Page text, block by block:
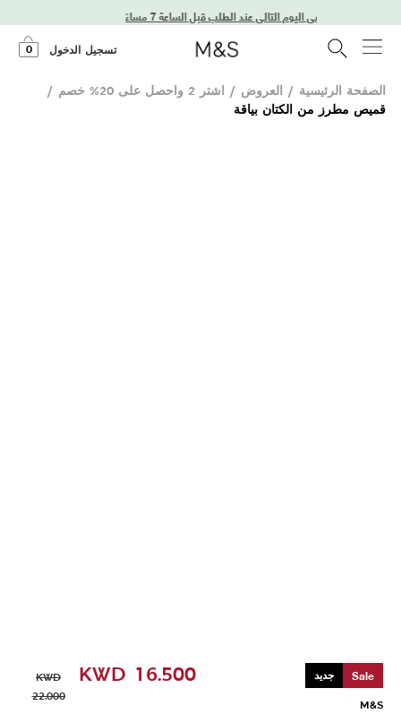
توصيل في اليوم التالي عند الطلب قبل الساعة 7 مساءً
تسجيل الدخول 0
الصفحة الرئيسية / العروض / اشتر 2 واحصل على 20% خصم
/
قميص مطرز من الكتان بياقة
Sale جديد KWD 16.500
KWD
22.000
M&S